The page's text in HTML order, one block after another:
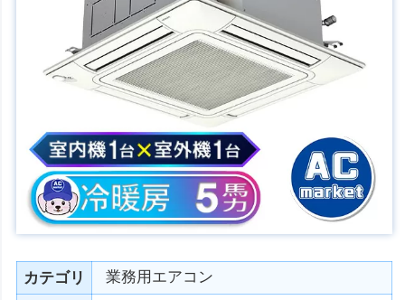
カテゴリ
業務用エアコン